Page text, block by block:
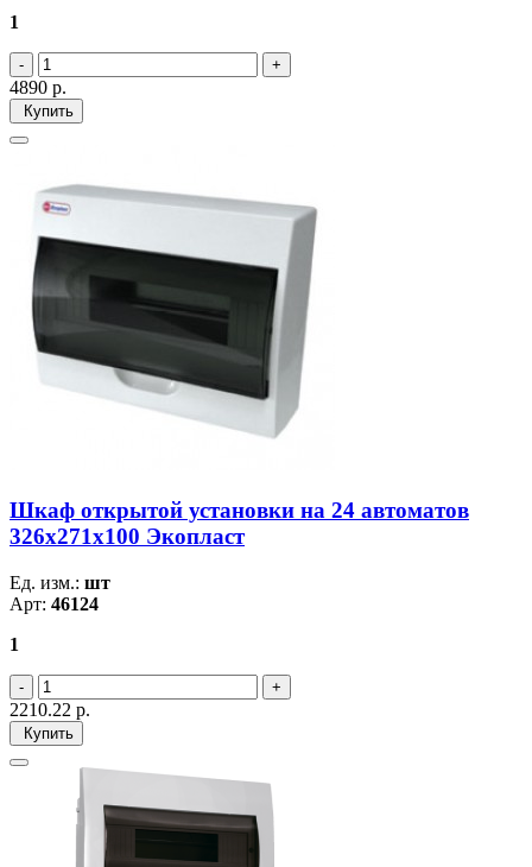
1
4890 р.
Купить
Шкаф открытой установки на 24 автоматов
326х271х100 Экопласт
Ед. изм.: шт
Арт: 46124
1
2210.22 р.
Купить